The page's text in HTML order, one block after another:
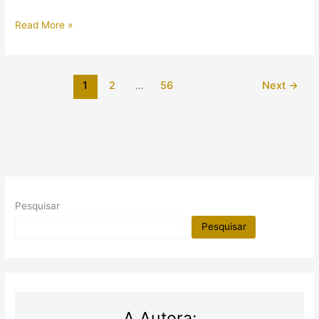
Arqueólogos
Read More »
1 2 … 56 Next →
Pesquisar
Pesquisar